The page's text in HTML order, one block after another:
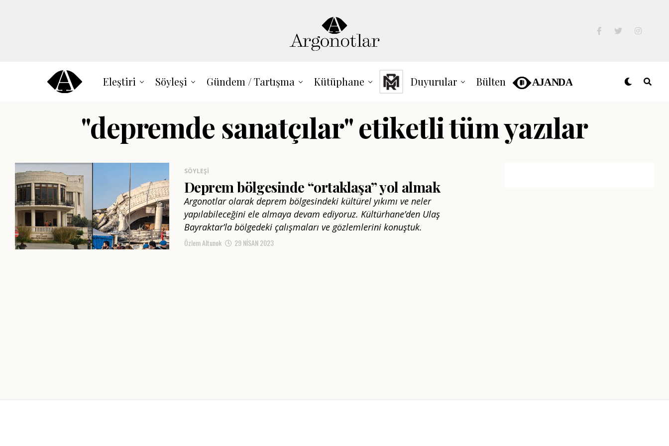
Eleştiri Söyleşi Gündem / Tartışma Kütüphane Duyurular Bülten
"depremde sanatçılar" etiketli tüm yazılar
SÖYLEŞI
Deprem bölgesinde “ortaklaşa” yol almak
Argonotlar olarak deprem bölgesindeki kültürel yıkımı ve neler
yapılabileceğini ele almaya devam ediyoruz. Kültürhane’den Ulaş
Bayraktar’la bölgedeki çalışmaları ve gözlemlerini konuştuk.
Özlem Altunok 29 NISAN 2023